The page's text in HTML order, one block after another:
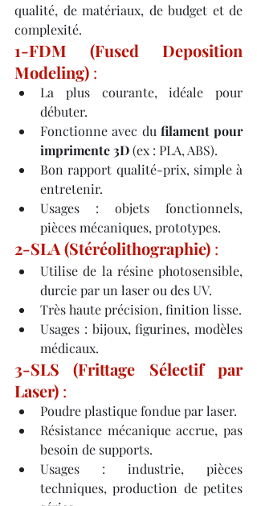
qualité, de matériaux, de budget et de
complexité.
1-FDM (Fused Deposition
Modeling) :
La plus courante, idéale pour
débuter.
Fonctionne avec du filament pour
imprimente 3D (ex : PLA, ABS).
Bon rapport qualité-prix, simple à
entretenir.
Usages : objets fonctionnels,
pièces mécaniques, prototypes.
2-SLA (Stéréolithographie) :
Utilise de la résine photosensible,
durcie par un laser ou des UV.
Très haute précision, finition lisse.
Usages : bijoux, figurines, modèles
médicaux.
3-SLS (Frittage Sélectif par
Laser) :
Poudre plastique fondue par laser.
Résistance mécanique accrue, pas
besoin de supports.
Usages : industrie, pièces
techniques, production de petites